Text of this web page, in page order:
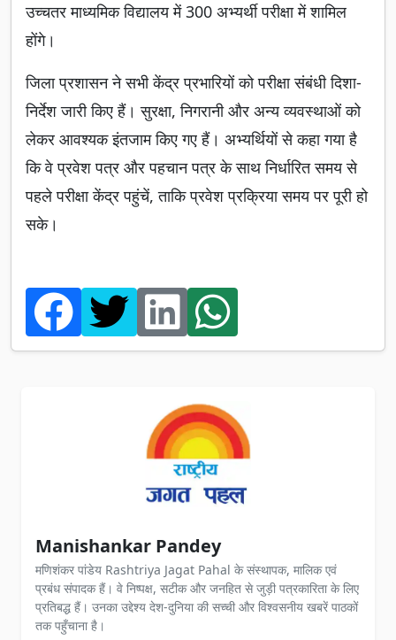
उच्चतर माध्यमिक विद्यालय में 300 अभ्यर्थी परीक्षा में शामिल
होंगे।
जिला प्रशासन ने सभी केंद्र प्रभारियों को परीक्षा संबंधी दिशा-
निर्देश जारी किए हैं। सुरक्षा, निगरानी और अन्य व्यवस्थाओं को
लेकर आवश्यक इंतजाम किए गए हैं। अभ्यर्थियों से कहा गया है
कि वे प्रवेश पत्र और पहचान पत्र के साथ निर्धारित समय से
पहले परीक्षा केंद्र पहुंचें, ताकि प्रवेश प्रक्रिया समय पर पूरी हो
सके।
Manishankar Pandey
मणिशंकर पांडेय Rashtriya Jagat Pahal के संस्थापक, मालिक एवं
प्रबंध संपादक हैं। वे निष्पक्ष, सटीक और जनहित से जुड़ी पत्रकारिता के लिए
प्रतिबद्ध हैं। उनका उद्देश्य देश-दुनिया की सच्ची और विश्वसनीय खबरें पाठकों
तक पहुँचाना है।